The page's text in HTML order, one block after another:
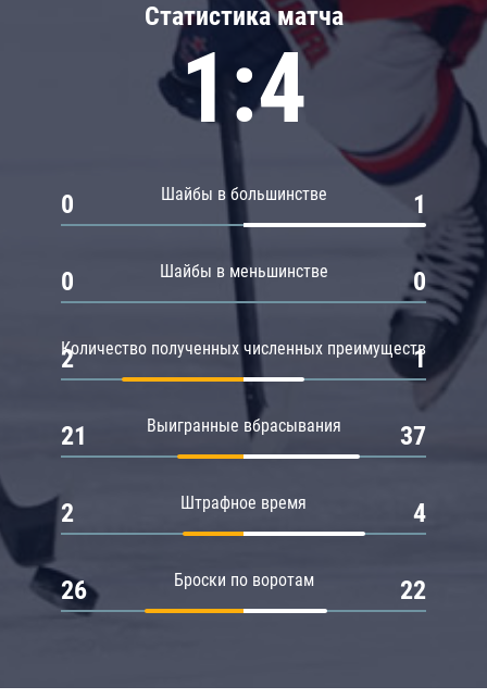
Статистика матча
1:4
Шайбы в большинстве
0 1
Шайбы в меньшинстве
0 0
Количество полученных численных преимуществ
2 1
Выигранные вбрасывания
21 37
Штрафное время
2 4
Броски по воротам
26 22